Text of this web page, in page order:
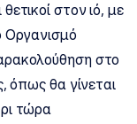
στον ιό, με
Οργανισμό
στο
όπως θα γίνεται
τώρα